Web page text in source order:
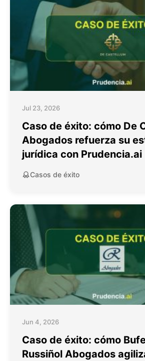
Jul 23, 2026
Caso de éxito: cómo De
Abogados refuerza su
jurídica con Prudencia.ai
Casos de éxito
Jun 4, 2026
Caso de éxito: cómo
Russiñol Abogados